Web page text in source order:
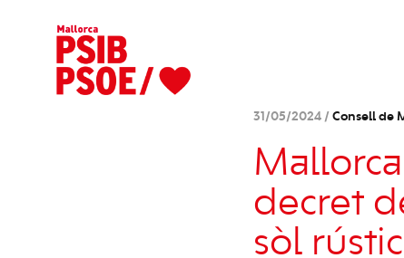
31/05/2024 / Consell de
decret
sòl